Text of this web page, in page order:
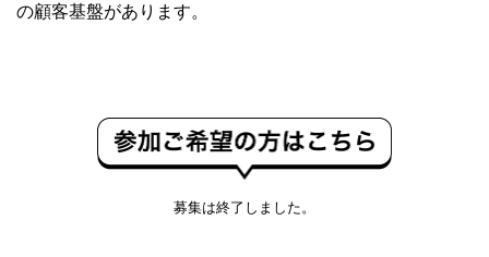
の顧客基盤があります。
募集は終了しました。